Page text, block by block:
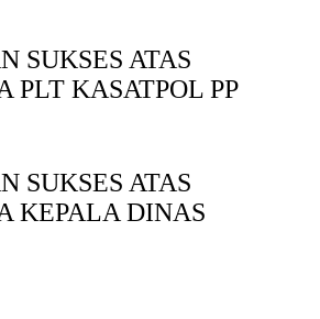
SUKSES ATAS
PLT KASATPOL PP
SUKSES ATAS
KEPALA DINAS